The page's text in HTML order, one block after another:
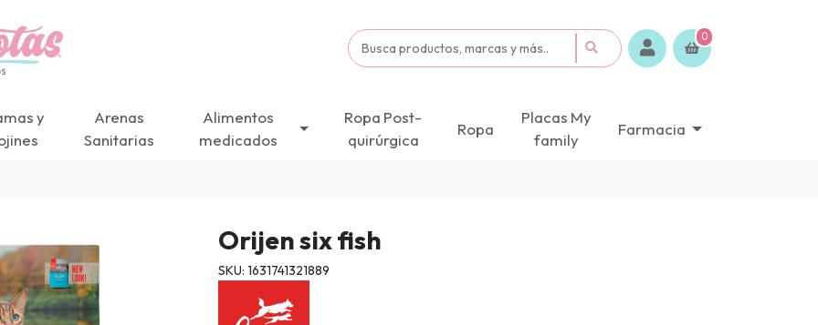
0
y
Arenas
Sanitarias
Alimentos
medicados
Ropa Post-
quirúrgica
Ropa
Placas My
family
Farmacia
Orijen six fish
SKU: 1631741321889